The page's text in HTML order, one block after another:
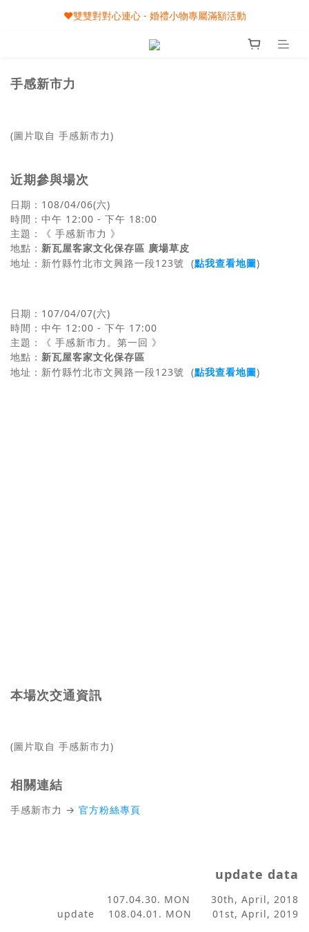
🎀08/01-09/30 秋節月圓家家慶- 滿額即享專屬小禮
❤️雙雙對對心連心 - 婚禮小物專屬滿額活動
🎀08/01-09/30 秋節月圓家家慶- 滿額即享專屬小禮
手感新市力
(圖片取自 手感新市力)
近期參與場次
日期： 108/04/06(六)
時間：中午 12:00 - 下午 18:00
主題：
《 手感新市力 》
地點： 新瓦屋客家文化保存區 廣場草皮
地址： 新竹縣竹北市文興路一段123號 (點我查看地圖)
日期：107/04/07(六)
時間：中午 12:00 - 下午 17:00
主題：
《 手感新市力。第一回 》
地點： 新瓦屋客家文化保存區
地址： 新竹縣竹北市文興路一段123號 (點我查看地圖)
本場次交通資訊
(圖片取自 手感新市力)
相關連結
手感新市力 → 官方粉絲專頁
update data
107.04.30. MON 30th, April, 2018
update 108.04.01. MON 01st, April, 2019